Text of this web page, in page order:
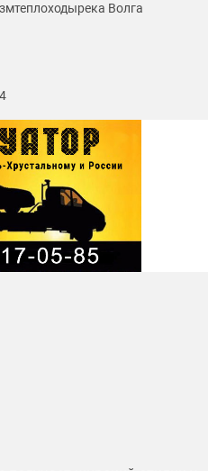
теплоходырека Волга